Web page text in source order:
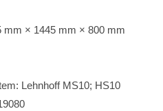
mm × 1445 mm × 800 mm
Lehn­hoff MS10; HS10